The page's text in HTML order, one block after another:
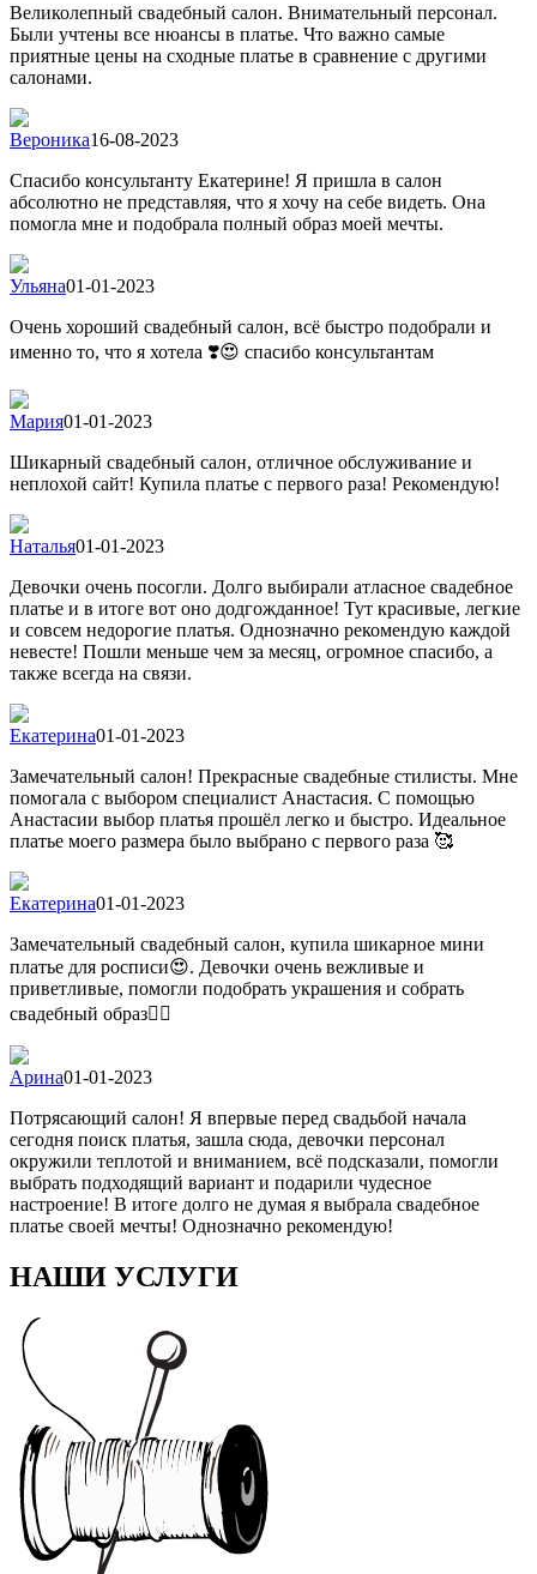
Великолепный свадебный салон. Внимательный персонал.
Были учтены все нюансы в платье. Что важно самые
приятные цены на сходные платье в сравнение с другими
салонами.
Вероника16-08-2023
Спасибо консультанту Екатерине! Я пришла в салон
абсолютно не представляя, что я хочу на себе видеть. Она
помогла мне и подобрала полный образ моей мечты.
Ульяна01-01-2023
Очень хороший свадебный салон, всё быстро подобрали и
именно то, что я хотела ❣️😍 спасибо консультантам
Мария01-01-2023
Шикарный свадебный салон, отличное обслуживание и
неплохой сайт! Купила платье с первого раза! Рекомендую!
Наталья01-01-2023
Девочки очень посогли. Долго выбирали атласное свадебное
платье и в итоге вот оно додгожданное! Тут красивые, легкие
и совсем недорогие платья. Однозначно рекомендую каждой
невесте! Пошли меньше чем за месяц, огромное спасибо, а
также всегда на связи.
Екатерина01-01-2023
Замечательный салон! Прекрасные свадебные стилисты. Мне
помогала с выбором специалист Анастасия. С помощью
Анастасии выбор платья прошёл легко и быстро. Идеальное
платье моего размера было выбрано с первого раза 🥰
Екатерина01-01-2023
Замечательный свадебный салон, купила шикарное мини
платье для росписи😍. Девочки очень вежливые и
приветливые, помогли подобрать украшения и собрать
свадебный образ👍🏻
Арина01-01-2023
Потрясающий салон! Я впервые перед свадьбой начала
сегодня поиск платья, зашла сюда, девочки персонал
окружили теплотой и вниманием, всё подсказали, помогли
выбрать подходящий вариант и подарили чудесное
настроение! В итоге долго не думая я выбрала свадебное
платье своей мечты! Однозначно рекомендую!
НАШИ УСЛУГИ